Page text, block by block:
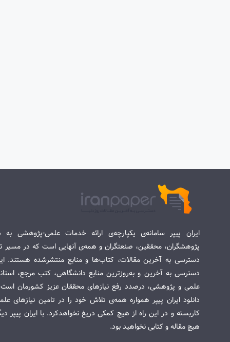
ایران پیپر سامانه‌ی یکپارچه‌ی ارائه خدمات علمی-پژوهشی به
پژوهشگران، محققین، صنعتگران و همه‌ی آنهایی است که در مسیر
دسترسی به آخرین مقالات، کتاب‌ها و منابع منتشرشده هستند.
دسترسی به آخرین و به‌روزترین منابع دانشگاهی، کتب مرجع،
علمی و پژوهشی، درصدد رفع نیازهای محققان عزیز کشورمان
دانلود ایران پیپر همواره همه‌ی تلاش خود را در تامین نیازهای
کاربسته و در این راه از هیچ کمکی دریغ نخواهدکرد. با ایران پیپر
هیچ مقاله و کتابی نخواهید بود.